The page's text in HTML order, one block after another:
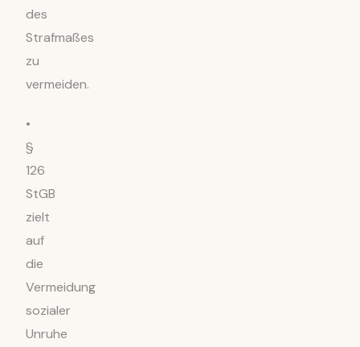
des
Strafmaßes
zu
vermeiden.
•
§
126
StGB
zielt
auf
die
Vermeidung
sozialer
Unruhe